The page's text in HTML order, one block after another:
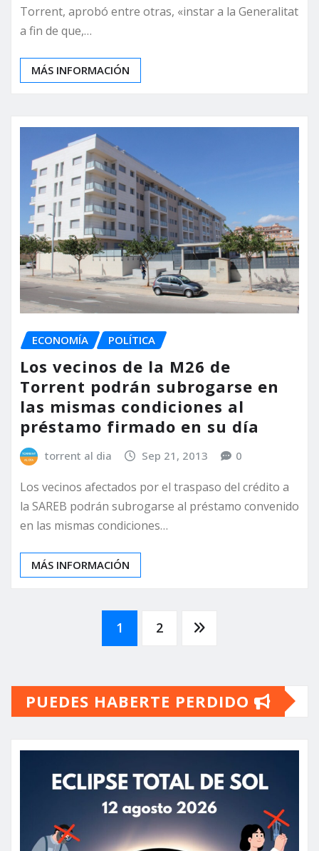
Torrent, aprobó entre otras, «instar a la Generalitat
a fin de que,…
MÁS INFORMACIÓN
ECONOMÍA POLÍTICA
Los vecinos de la M26 de
Torrent podrán subrogarse en
las mismas condiciones al
préstamo firmado en su día
torrent al dia Sep 21, 2013 0
Los vecinos afectados por el traspaso del crédito a
la SAREB podrán subrogarse al préstamo convenido
en las mismas condiciones…
MÁS INFORMACIÓN
Paginación
entradas
1 2
PUEDES HABERTE PERDIDO